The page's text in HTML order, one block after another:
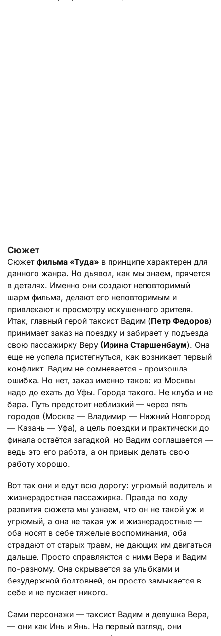
Сюжет
Сюжет фильма «Туда» в принципе характерен для
данного жанра. Но дьявол, как мы знаем, прячется
в деталях. Именно они создают неповторимый
шарм фильма, делают его неповторимым и
привлекают к просмотру искушенного зрителя.
Итак, главный герой таксист Вадим (Петр Федоров)
принимает заказ на поездку и забирает у подъезда
свою пассажирку Веру (Ирина Старшенбаум). Она
еще не успела пристегнуться, как возникает первый
конфликт. Вадим не сомневается - произошла
ошибка. Но нет, заказ именно таков: из Москвы
надо до ехать до Уфы. Города такого. Не клуба и не
бара. Путь предстоит неблизкий — через пять
городов (Москва — Владимир — Нижний Новгород
— Казань — Уфа), а цель поездки и практически до
финала остаётся загадкой, но Вадим соглашается —
ведь это его работа, а он привык делать свою
работу хорошо.
Вот так они и едут всю дорогу: угрюмый водитель и
жизнерадостная пассажирка. Правда по ходу
развития сюжета мы узнаем, что он не такой уж и
угрюмый, а она не такая уж и жизнерадостные —
оба носят в себе тяжелые воспоминания, оба
страдают от старых травм, не дающих им двигаться
дальше. Просто справляются с ними Вера и Вадим
по-разному. Она скрывается за улыбками и
безудержной болтовней, он просто замыкается в
себе и не пускает никого.
Сами персонажи — таксист Вадим и девушка Вера,
— они как Инь и Янь. На первый взгляд, они